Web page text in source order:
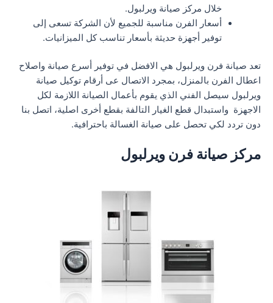
خلال مركز صيانة ويرلبول.
أسعار الفرن مناسبة للجميع لأن الشركة تسعى إلى
توفير أجهزة حديثة بأسعار تناسب كل الميزانيات.
تعد صيانة فرن ويرلبول هي الافضل في توفير أسرع صيانة واصلاح
اعطال الفرن بالمنزل، بمجرد الاتصال عى أرقام توكيل صيانة
ويرلبول سيصل الفني الذي يقوم بأعمال الصيانة اللازمة لكل
الاجهزة واستبدال قطع الغيار التالفة بقطع أخرى اصلية، اتصل بنا
دون تردد لكي تحصل على صيانة الغسالة باحترافية.
مركز صيانة فرن ويرلبول